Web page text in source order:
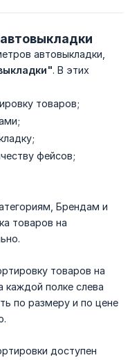
автовыкладки,
. В этих
товаров;
фейсов;
Брендам и
товаров на
товаров на
каждой полке слева
по размеру и по цене
доступен